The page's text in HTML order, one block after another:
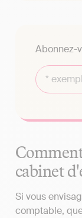
Abonnez-
cabinet
Si vous
comptable,